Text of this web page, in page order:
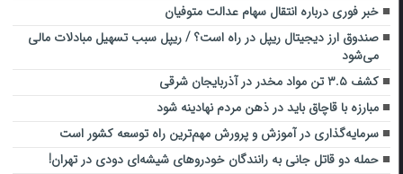
خبر فوری درباره انتقال سهام عدالت متوفیان
صندوق ارز دیجیتال ریپل در راه است؟ / ریپل سبب تسهیل مبادلات مالی
می‌شود
کشف ۳.۵ تن مواد مخدر در آذربایجان‌ شرقی
مبارزه با قاچاق باید در ذهن مردم نهادینه شود
سرمایه‌گذاری در آموزش و پرورش مهم‌ترین راه توسعه کشور است
حمله دو قاتل جانی به رانندگان خودروهای شیشه‌ای دودی در تهران!